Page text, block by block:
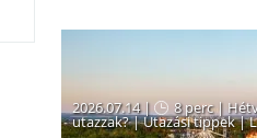
2026.07.14 | 8 perc|
utazzak?|Utazási tippek|